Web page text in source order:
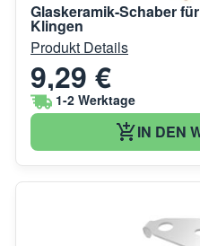
Glaskeramik-Schaber
Klingen
Produkt Details
9,29 €
1-2 Werktage
IN DEN